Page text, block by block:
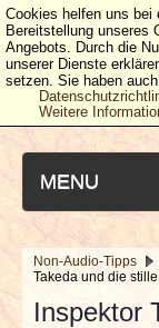
MENU
NEUESTE
Non-Audio-Tipps
Takeda und die
Inspektor
Cookies helfen uns bei
Bereitstellung unseres
Angebots. Durch die
unserer Dienste
setzen. Sie haben
Weitere